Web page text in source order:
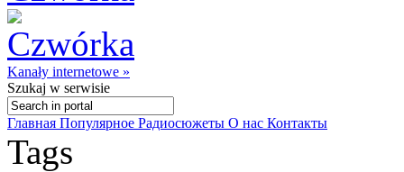
Kanały internetowe »
Szukaj w serwisie
Главная Популярное Радиосюжеты О нас Контакты
Tags